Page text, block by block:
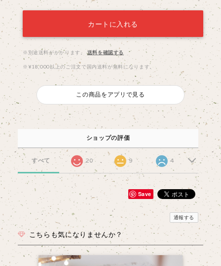
カートに入れる
※別途送料がかかります。 送料を確認する
※¥18,000以上のご注文で国内送料が無料になります。
この商品をアプリで見る
ショップの評価
すべて 20 9 4
Save
通報する
こちらも気になりませんか？